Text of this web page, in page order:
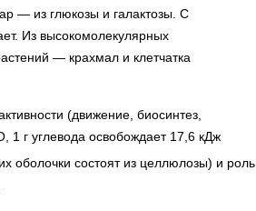
— из глюкозы и галактозы. С
Из высокомолекулярных
— крахмал и клетчатка
(движение, биосинтез,
1 г углевода освобождает 17,6 кДж
оболочки состоят из целлюлозы) и роль